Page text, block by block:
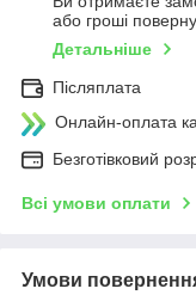
або гроші
Детальніше
Післяплата
Онлайн-оплата
Безготівковий
Всі умови оплати
Умови